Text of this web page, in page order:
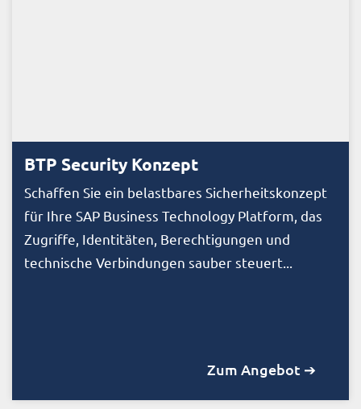
BTP Security Konzept
Schaffen Sie ein belastbares Sicherheitskonzept
für Ihre SAP Business Technology Platform, das
Zugriffe, Identitäten, Berechtigungen und
technische Verbindungen sauber steuert...
Zum Angebot ➔